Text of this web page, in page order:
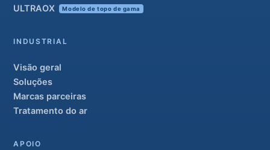
ULTRAOX
Modelo de topo de gama
INDUSTRIAL
Visão geral
Soluções
Marcas parceiras
Tratamento do ar
APOIO